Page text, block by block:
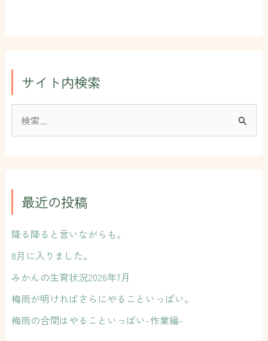
サイト内検索
索
最近の投稿
降る降ると言いながらも。
8月に入りました。
みかんの生育状況2026年7月
梅雨が明ければさらにやることいっぱい。
梅雨の合間はやることいっぱい-作業編-